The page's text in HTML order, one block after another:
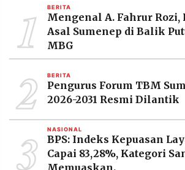
PRAMUDITA
2026
PT.
MEDIA
PRAMUDITA
1 BERITA
Mengenal A. Fahrur Rozi,
Asal Sumenep di Balik
MBG
2 BERITA
Pengurus Forum TBM
2026-2031 Resmi Dilantik
3 NASIONAL
BPS: Indeks Kepuasan
Capai 83,28%, Kategori